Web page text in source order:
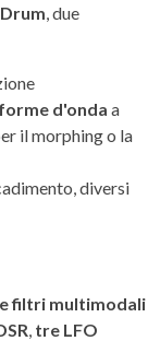
, due
d'onda a
il morphing o la
diversi
filtri multimodali
, tre LFO